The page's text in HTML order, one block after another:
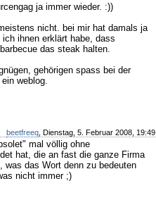
ja immer wieder. :))
nicht. bei mir hat damals ja
ihnen erklärt habe, dass
das steak halten.
gehörigen spass bei der
weblog.
beetfreeq , Dienstag, 5. Februar 2008, 19:49
mal völlig ohne
hat, die an fast die ganze Firma
was das Wort denn zu bedeuten
nicht immer ;)